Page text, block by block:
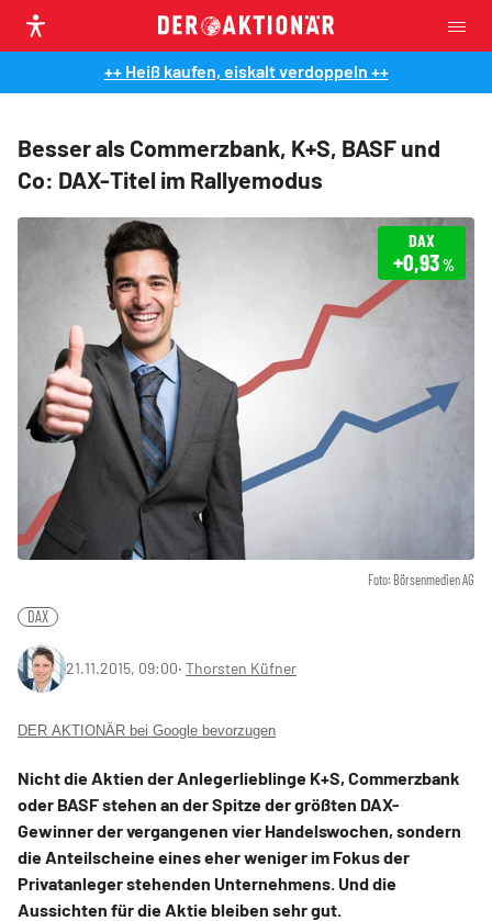
++ Heiß kaufen, eiskalt verdoppeln ++
Besser als Commerzbank, K+S, BASF und
Co: DAX-Titel im Rallyemodus
Foto: Börsenmedien AG
DAX
+0,93%
DAX
21.11.2015, 09:00‧ Thorsten Küfner
DER AKTIONÄR bei Google bevorzugen
Nicht die Aktien der Anlegerlieblinge K+S, Commerzbank
oder BASF stehen an der Spitze der größten DAX-
Gewinner der vergangenen vier Handelswochen, sondern
die Anteilscheine eines eher weniger im Fokus der
Privatanleger stehenden Unternehmens. Und die
Aussichten für die Aktie bleiben sehr gut.